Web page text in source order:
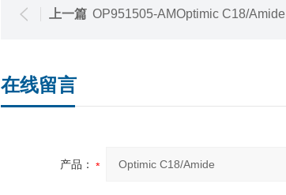
上一篇 OP951505-AMOptimic C18/Amide
在线留言
产品：